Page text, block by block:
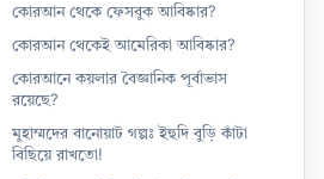
কোরআন থেকে ফেসবুক আবিষ্কার?
কোরআন থেকেই আমেরিকা আবিষ্কার?
কোরআনে কয়লার বৈজ্ঞানিক পূর্বাভাস
রয়েছে?
মুহাম্মদের বানোয়াট গল্পঃ ইহুদি বুড়ি কাঁটা
বিছিয়ে রাখতো!